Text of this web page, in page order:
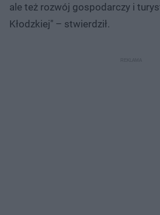
ale też rozwój gospodarczy i
Kłodzkiej" – stwierdził.